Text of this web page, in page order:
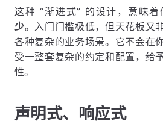
这种 “渐进式” 的设计，意味着
少。入门门槛极低，但天花板又
各种复杂的业务场景。它不会在
受一整套复杂的约定和配置，给
性。
声明式、响应式